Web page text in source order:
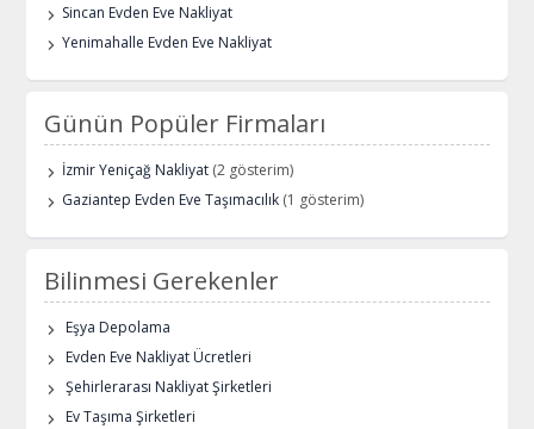
Sincan Evden Eve Nakliyat
Yenimahalle Evden Eve Nakliyat
Günün Popüler Firmaları
İzmir Yeniçağ Nakliyat (2 gösterim)
Gaziantep Evden Eve Taşımacılık (1 gösterim)
Bilinmesi Gerekenler
Eşya Depolama
Evden Eve Nakliyat Ücretleri
Şehirlerarası Nakliyat Şirketleri
Ev Taşıma Şirketleri